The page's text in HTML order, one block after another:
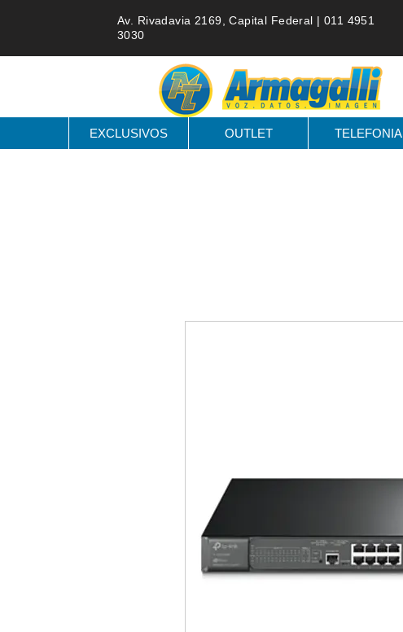
Av. Rivadavia 2169, Capital Federal | 011 4951
3030
EXCLUSIVOS OUTLET TELEFONIA